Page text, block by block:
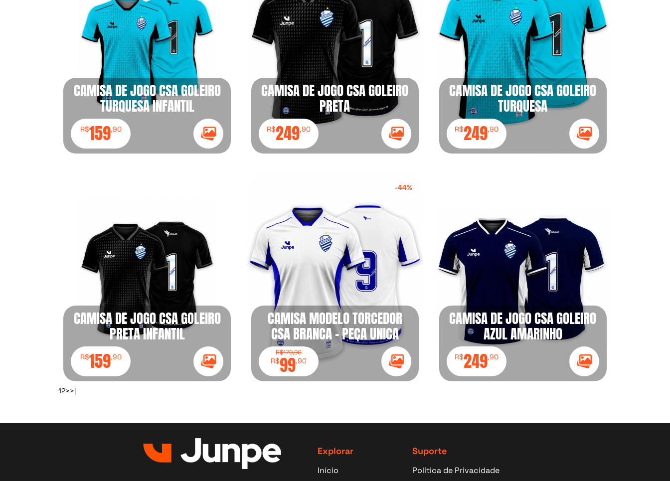
CAMISA DE JOGO CSA GOLEIRO
TURQUESA INFANTIL
R$159,90
Ícone Galeria
CAMISA DE JOGO CSA GOLEIRO
PRETA
R$249,90
Ícone Galeria
CAMISA DE JOGO CSA GOLEIRO
TURQUESA
R$249,90
Ícone Galeria
CAMISA DE JOGO CSA GOLEIRO
PRETA INFANTIL
R$159,90
Ícone Galeria
-44%
CAMISA MODELO TORCEDOR
CSA BRANCA - PEÇA UNICA
R$179,90
R$99,90 Ícone Galeria
CAMISA DE JOGO CSA GOLEIRO
AZUL AMARINHO
R$249,90
Ícone Galeria
12>>|
Explorar
Início
Suporte
Política de Privacidade